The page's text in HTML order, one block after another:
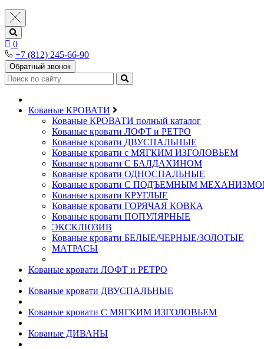
0
+7 (812) 245-66-90
Обратный звонок
Кованые КРОВАТИ
Кованые КРОВАТИ полный каталог
Кованые кровати ЛОФТ и РЕТРО
Кованые кровати ДВУСПАЛЬНЫЕ
Кованые кровати с МЯГКИМ ИЗГОЛОВЬЕМ
Кованые кровати С БАЛДАХИНОМ
Кованые кровати ОДНОСПАЛЬНЫЕ
Кованые кровати С ПОДЪЕМНЫМ
Кованые кровати КРУГЛЫЕ
Кованые кровати ГОРЯЧАЯ КОВКА
Кованые кровати ПОПУЛЯРНЫЕ
ЭКСКЛЮЗИВ
Кованые кровати БЕЛЫЕ/ЧЕРНЫЕ/ЗОЛОТЫЕ
МАТРАСЫ
Кованые кровати ЛОФТ и РЕТРО
Кованые кровати ДВУСПАЛЬНЫЕ
Кованые кровати С МЯГКИМ ИЗГОЛОВЬЕМ
Кованые ДИВАНЫ